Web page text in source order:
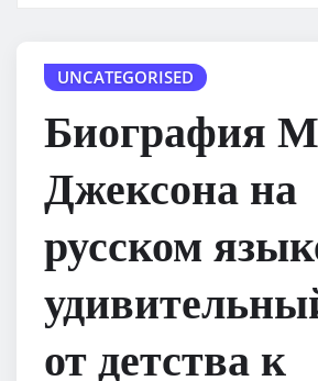
UNCATEGORISED
Биография
Джексона на
русском
от детства к